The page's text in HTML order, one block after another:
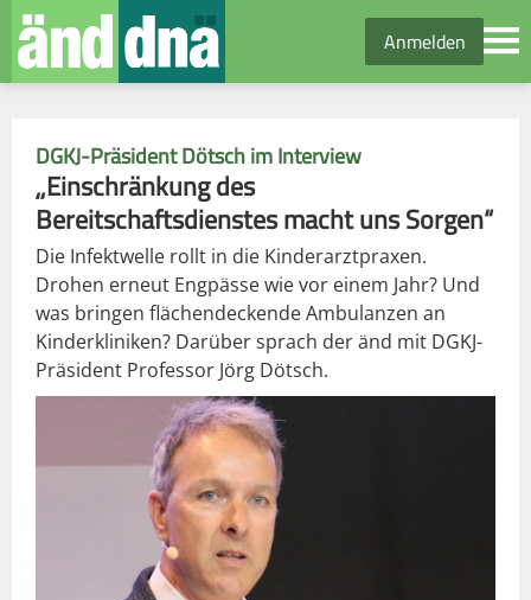
Anmelden
DGKJ-Präsident Dötsch im Interview
„Einschränkung des
Bereitschaftsdienstes macht uns Sorgen“
Die Infektwelle rollt in die Kinderarztpraxen.
Drohen erneut Engpässe wie vor einem Jahr? Und
was bringen flächendeckende Ambulanzen an
Kinderkliniken? Darüber sprach der änd mit DGKJ-
Präsident Professor Jörg Dötsch.